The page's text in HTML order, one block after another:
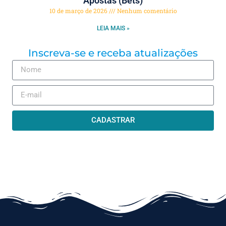
10 de março de 2026 Nenhum comentário
LEIA MAIS »
Inscreva-se e receba atualizações
CADASTRAR